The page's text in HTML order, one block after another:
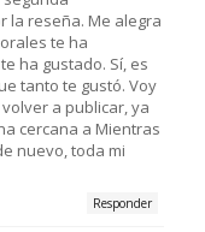
la reseña. Me alegra
te ha
ha gustado. Sí, es
tanto te gustó. Voy
a publicar, ya
cercana a Mientras
nuevo, toda mi
Responder